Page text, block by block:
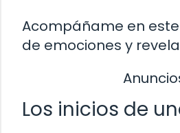
Acompáñame en
de emociones y
Los inicios de